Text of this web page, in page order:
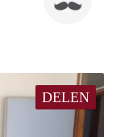
DELEN